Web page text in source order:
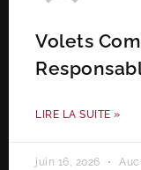
Volets
LIRE LA SUITE »
juin 16, 2026